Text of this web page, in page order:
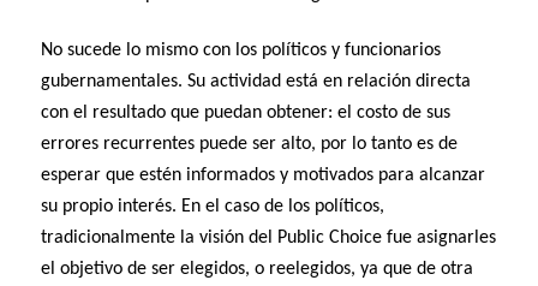
No sucede lo mismo con los políticos y funcionarios
gubernamentales. Su actividad está en relación directa
con el resultado que puedan obtener: el costo de sus
errores recurrentes puede ser alto, por lo tanto es de
esperar que estén informados y motivados para alcanzar
su propio interés. En el caso de los políticos,
tradicionalmente la visión del Public Choice fue asignarles
el objetivo de ser elegidos, o reelegidos, ya que de otra